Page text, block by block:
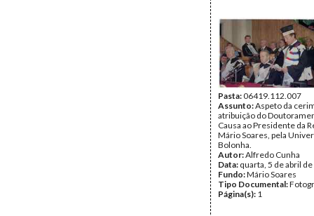
Pasta:06419.112.007
Assunto:Aspeto da
atribuição do
Causa ao Presidente da
Mário Soares, pela
Bolonha.
Autor:Alfredo Cunha
Data: quarta, 5 de abril
Fundo:Mário Soares
Tipo Documental:
Página(s): 1